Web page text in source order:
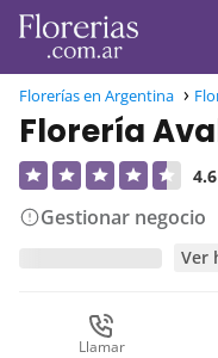
Florerías en Argentina
Florería
4.6
Gestionar negocio
Ver
Llamar